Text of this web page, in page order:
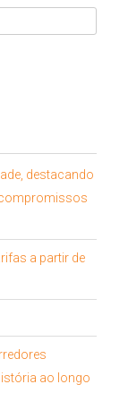
destacando
a partir de
ao longo